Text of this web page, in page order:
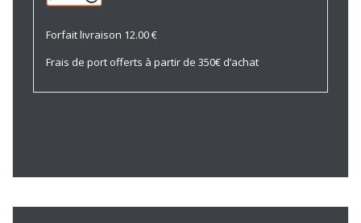
Forfait livraison 12.00 €
Frais de port offerts à partir de 350€ d’achat